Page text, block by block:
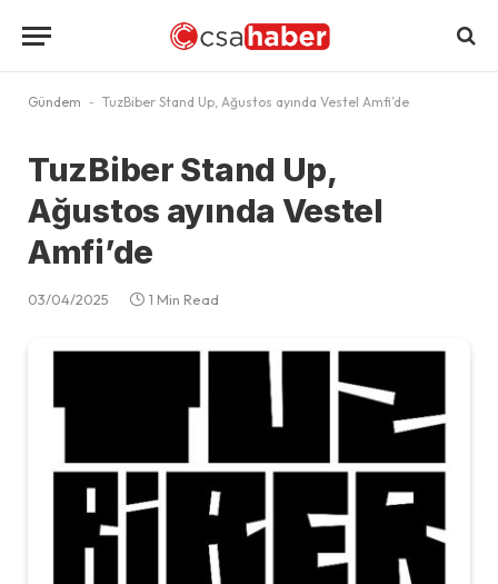
Gündem - TuzBiber Stand Up, Ağustos ayında Vestel Amfi’de
TuzBiber Stand Up,
Ağustos ayında Vestel
Amfi’de
03/04/2025 1 Min Read